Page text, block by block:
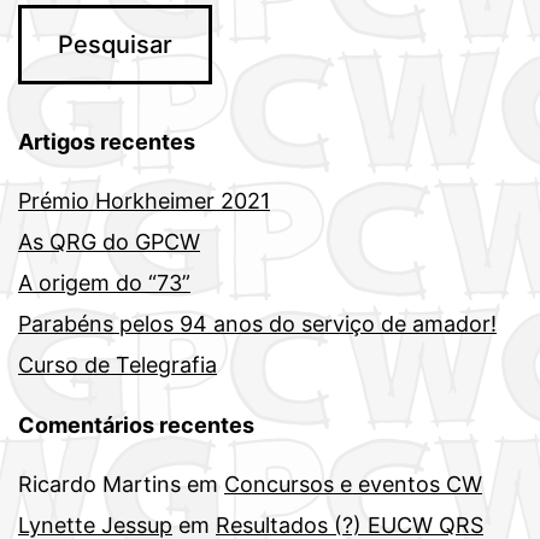
Artigos recentes
Prémio Horkheimer 2021
As QRG do GPCW
A origem do “73”
Parabéns pelos 94 anos do serviço de amador!
Curso de Telegrafia
Comentários recentes
Ricardo Martins em Concursos e eventos CW
Lynette Jessup em Resultados (?) EUCW QRS